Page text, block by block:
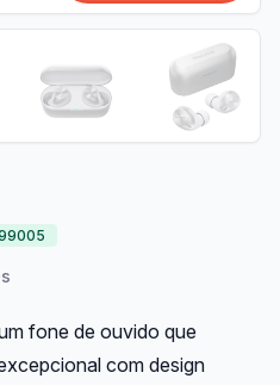
fone de ouvido que
com design